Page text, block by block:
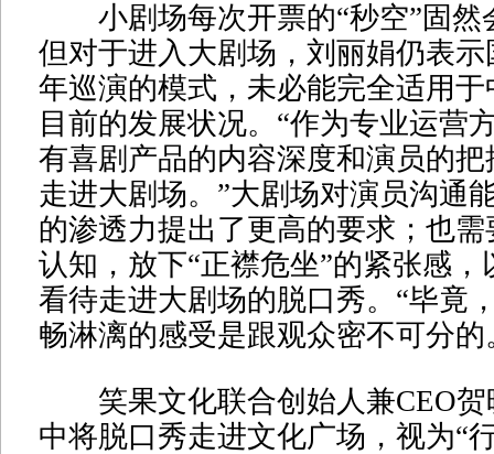
小剧场每次开票的“秒空”固然
但对于进入大剧场，刘丽娟仍表
年巡演的模式，未必能完全适用
目前的发展状况。“作为专业运营
有喜剧产品的内容深度和演员的
走进大剧场。”大剧场对演员沟通
的渗透力提出了更高的要求；也
认知，放下“正襟危坐”的紧张感
看待走进大剧场的脱口秀。“毕竟
畅淋漓的感受是跟观众密不可分的
笑果文化联合创始人兼CEO贺
中将脱口秀走进文化广场，视为“